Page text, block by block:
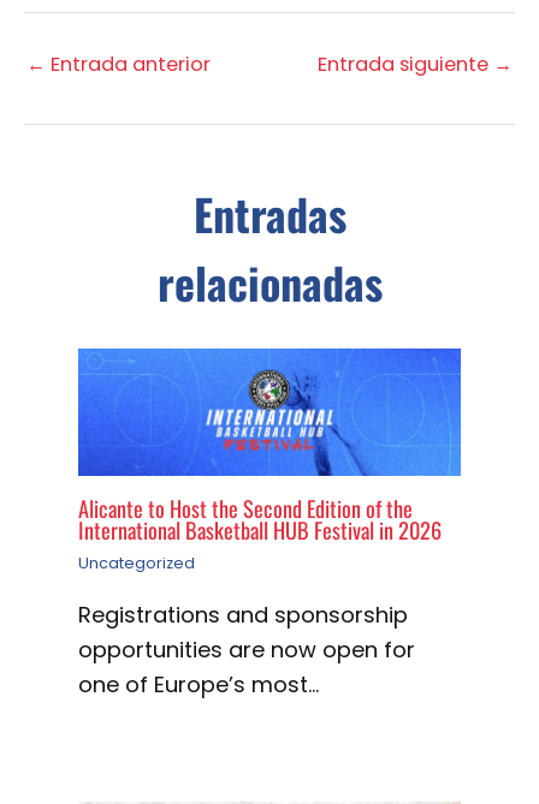
← Entrada anterior Entrada siguiente →
Entradas
relacionadas
Alicante to Host the Second Edition of the
International Basketball HUB Festival in 2026
Uncategorized
Registrations and sponsorship
opportunities are now open for
one of Europe’s most…